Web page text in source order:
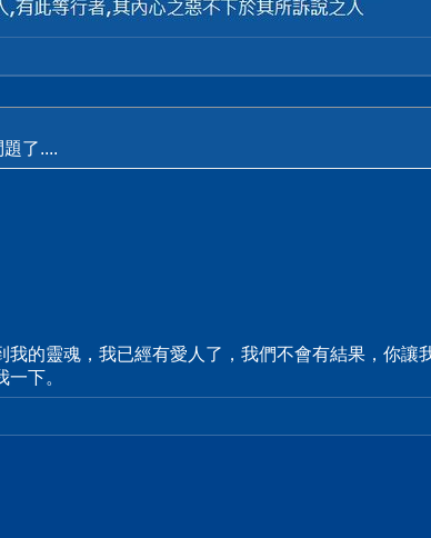
了....
的靈魂，我已經有愛人了，我們不會有結果，你讓
下。